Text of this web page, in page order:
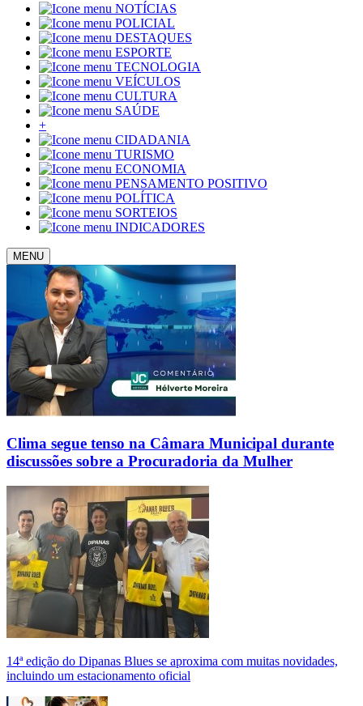
NOTÍCIAS
POLICIAL
DESTAQUES
ESPORTE
TECNOLOGIA
VEÍCULOS
CULTURA
SAÚDE
+
CIDADANIA
TURISMO
ECONOMIA
PENSAMENTO POSITIVO
POLÍTICA
SORTEIOS
INDICADORES
MENU
Clima segue tenso na Câmara Municipal durante
discussões sobre a Procuradoria da Mulher
14ª edição do Dipanas Blues se aproxima com muitas novidades,
incluindo um estacionamento oficial